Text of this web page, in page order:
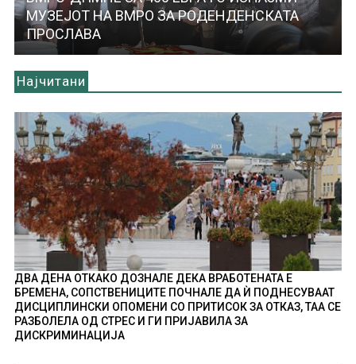
МУЗЕЈОТ НА ВМРО ЗА РОДЕНДЕНСКАТА
ПРОСЛАВА
Најчитани
ДВА ДЕНА ОТКАКО ДОЗНАЛЕ ДЕКА ВРАБОТЕНАТА Е
БРЕМЕНА, СОПСТВЕНИЦИТЕ ПОЧНАЛЕ ДА Ѝ ПОДНЕСУВААТ
ДИСЦИПЛИНСКИ ОПОМЕНИ СО ПРИТИСОК ЗА ОТКАЗ, ТАА СЕ
РАЗБОЛЕЛА ОД СТРЕС И ГИ ПРИЈАВИЛА ЗА
ДИСКРИМИНАЦИЈА